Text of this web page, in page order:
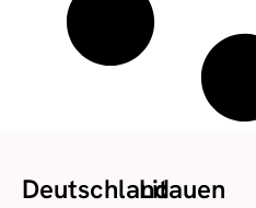
DeutschlandLitauen